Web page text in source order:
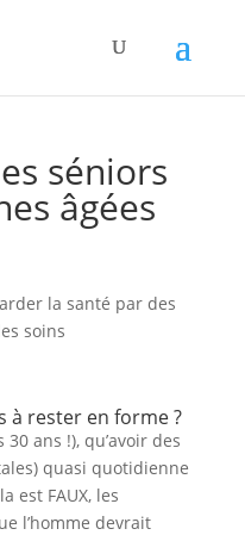
séniors
âgées
à rester en forme ?
ans !), qu’avoir des
quasi quotidienne
est FAUX, les
l’homme devrait